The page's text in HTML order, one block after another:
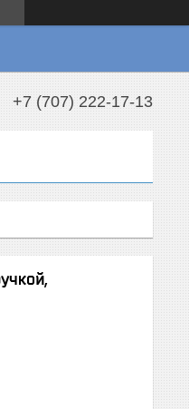
+7 (707) 222-17-13